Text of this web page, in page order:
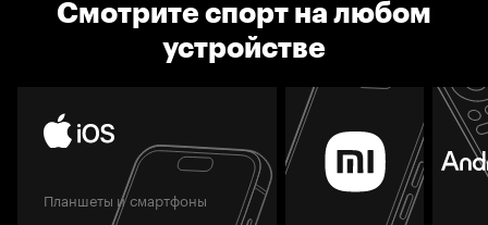
Смотрите спорт на любом
устройстве
Планшеты и смартфоны